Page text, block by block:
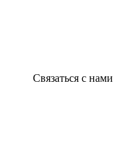
Связаться с нами